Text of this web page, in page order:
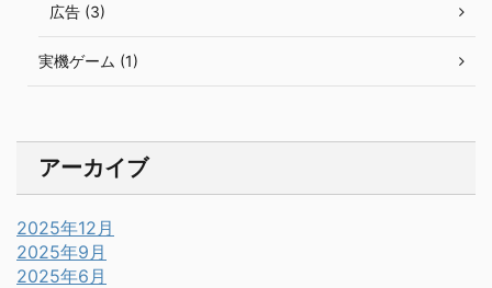
広告 (3)
実機ゲーム (1)
アーカイブ
2025年12月
2025年9月
2025年6月